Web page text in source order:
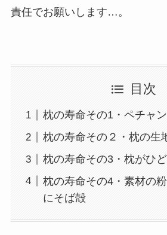
責任でお願いします…。
目次
枕の寿命その1・ペチャ
枕の寿命その２・枕の生
枕の寿命その3・枕がひ
枕の寿命その4・素材の
にそば殻